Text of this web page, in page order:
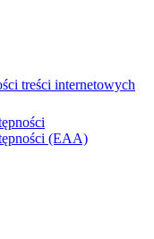
treści internetowych
(EAA)